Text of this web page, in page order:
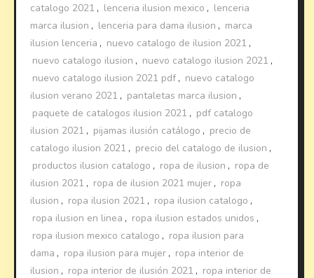
catalogo 2021 , lenceria ilusion mexico , lenceria
marca ilusion , lenceria para dama ilusion , marca
ilusion lenceria , nuevo catalogo de ilusion 2021 ,
nuevo catalogo ilusion , nuevo catalogo ilusion 2021 ,
nuevo catalogo ilusion 2021 pdf , nuevo catalogo
ilusion verano 2021 , pantaletas marca ilusion ,
paquete de catalogos ilusion 2021 , pdf catalogo
ilusion 2021 , pijamas ilusión catálogo , precio de
catalogo ilusion 2021 , precio del catalogo de ilusion ,
productos ilusion catalogo , ropa de ilusion , ropa de
ilusion 2021 , ropa de ilusion 2021 mujer , ropa
ilusion , ropa ilusion 2021 , ropa ilusion catalogo ,
ropa ilusion en linea , ropa ilusion estados unidos ,
ropa ilusion mexico catalogo , ropa ilusion para
dama , ropa ilusion para mujer , ropa interior de
ilusion , ropa interior de ilusión 2021 , ropa interior de